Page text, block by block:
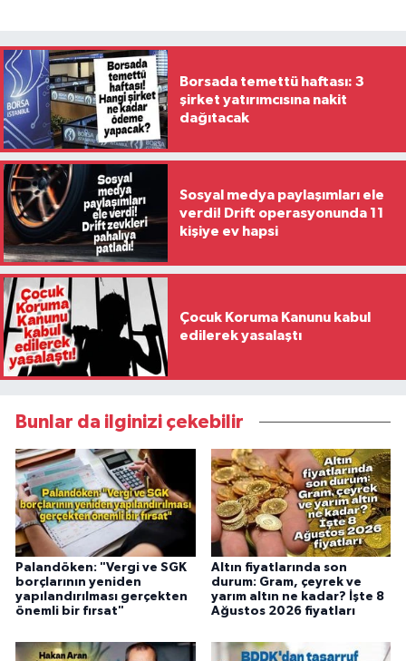
Borsada temettü haftası: 3
şirket yatırımcısına nakit
dağıtacak
Sosyal medya paylaşımları ele
verdi! Drift operasyonunda 11
kişiye ev hapsi
Çocuk Koruma Kanunu kabul
edilerek yasalaştı
Bunlar da ilginizi çekebilir
Palandöken: "Vergi ve SGK
borçlarının yeniden
yapılandırılması gerçekten
önemli bir fırsat"
Altın fiyatlarında son
durum: Gram, çeyrek ve
yarım altın ne kadar? İşte 8
Ağustos 2026 fiyatları